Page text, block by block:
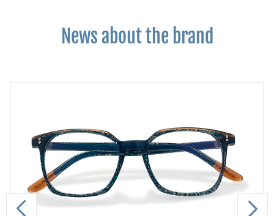
News about the brand